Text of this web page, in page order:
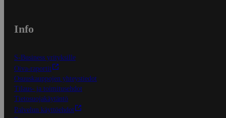
Info
S-Business yrityksille
Oiva-raportit
Osuuskauppojen yhteystiedot
Tilaus- ja toimitusehdot
Tietosuojakäytäntö
Palvelun käyttöehdot